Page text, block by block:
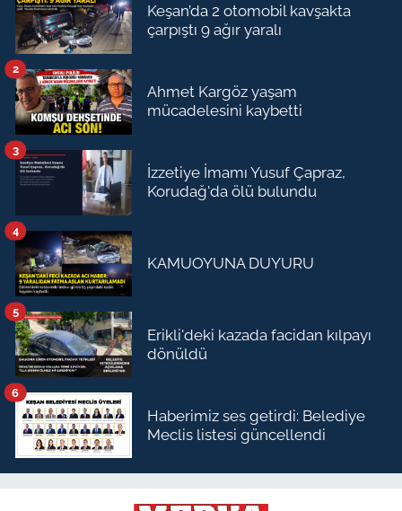
Keşan’da 2 otomobil kavşakta
çarpıştı 9 ağır yaralı
Ahmet Kargöz yaşam
mücadelesini kaybetti
2
İzzetiye İmamı Yusuf Çapraz,
Korudağ'da ölü bulundu
3
KAMUOYUNA DUYURU
4
Erikli'deki kazada facidan kılpayı
dönüldü
5
Haberimiz ses getirdi: Belediye
Meclis listesi güncellendi
6